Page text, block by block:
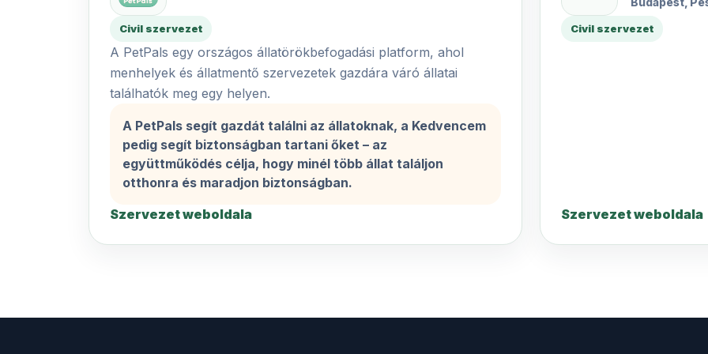
Civil szervezet
A PetPals egy országos állatörökbefogadási platform, ahol
menhelyek és állatmentő szervezetek gazdára váró állatai
találhatók meg egy helyen.
A PetPals segít gazdát találni az állatoknak, a Kedvencem
pedig segít biztonságban tartani őket – az
együttműködés célja, hogy minél több állat találjon
otthonra és maradjon biztonságban.
Szervezet weboldala
Civil szervezet
Szervezet weboldala